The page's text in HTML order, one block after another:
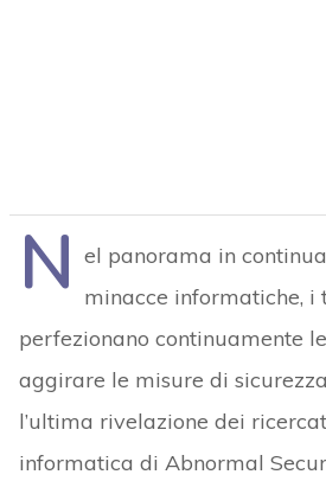
N el panorama in
minacce informatiche, i
perfezionano continuamente
aggirare le misure di
l’ultima rivelazione dei
informatica di Abnormal